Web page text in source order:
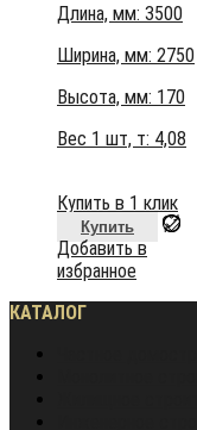
Длина, мм: 3500
Ширина, мм: 2750
Высота, мм: 170
Вес 1 шт, т: 4,08
Купить в 1 клик
Купить
Добавить в
избранное
КАТАЛОГ